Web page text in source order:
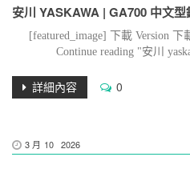
安川 YASKAWA | GA700 中文型
[featured_image] 下載 Version
Continue reading "安川
詳細內容 0
3 月 10 2026